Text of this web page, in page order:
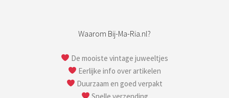
Waarom Bij-Ma-Ria.nl?
De mooiste vintage juweeltjes
Eerlijke info over artikelen
Duurzaam en goed verpakt